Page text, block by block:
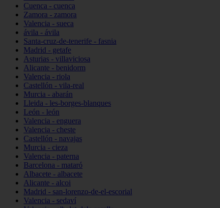
Cuenca - cuenca
Zamora - zamora
Valencia - sueca
ávila - ávila
Santa-cruz-de-tenerife - fasnia
Madrid - getafe
Asturias - villaviciosa
Alicante - benidorm
Valencia - riola
Castellón - vila-real
Murcia - abarán
Lleida - les-borges-blanques
León - león
Valencia - enguera
Valencia - cheste
Castellón - navajas
Murcia - cieza
Valencia - paterna
Barcelona - mataró
Albacete - albacete
Alicante - alcoi
Madrid - san-lorenzo-de-el-escorial
Valencia - sedaví